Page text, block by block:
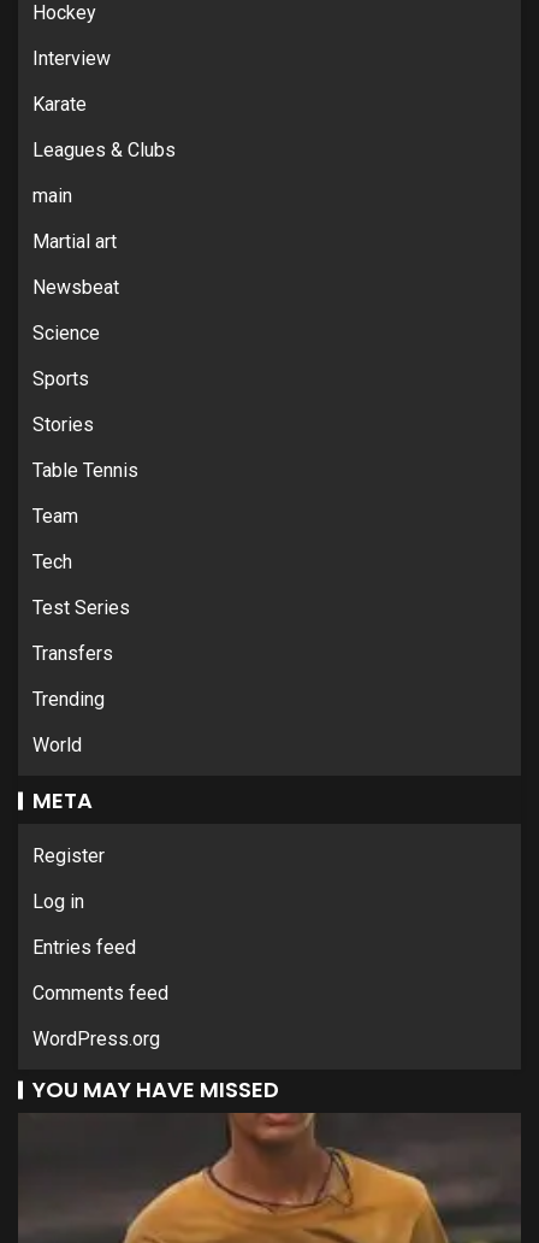
Hockey
Interview
Karate
Leagues & Clubs
main
Martial art
Newsbeat
Science
Sports
Stories
Table Tennis
Team
Tech
Test Series
Transfers
Trending
World
META
Register
Log in
Entries feed
Comments feed
WordPress.org
YOU MAY HAVE MISSED